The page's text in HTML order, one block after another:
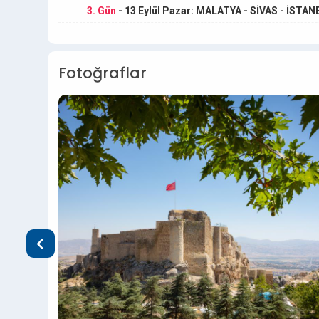
3. Gün - 13 Eylül Pazar: MALATYA - SİVAS -
Fotoğraflar